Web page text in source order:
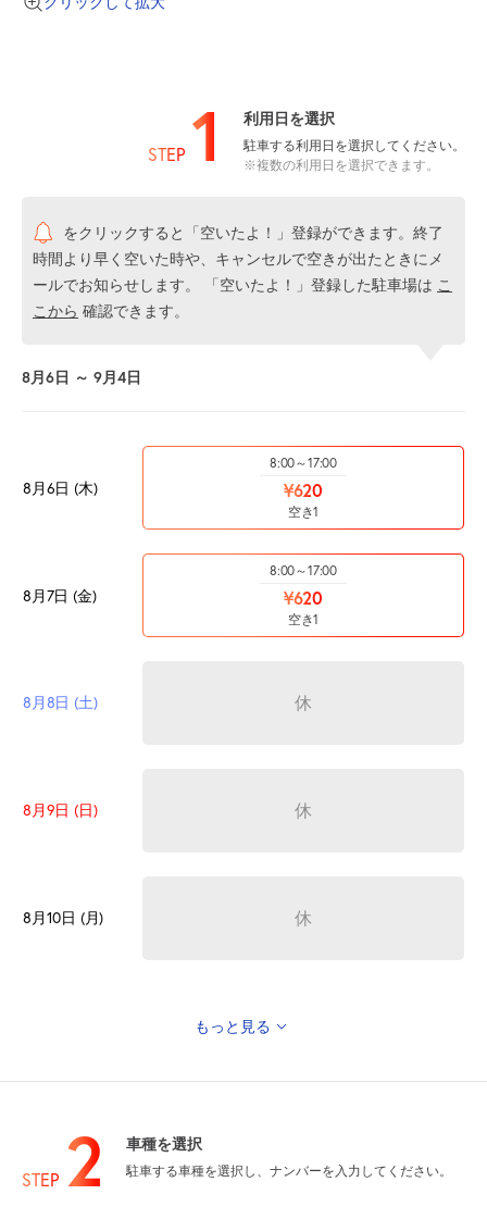
STEP 1 利用日を選択
駐車する利用日を選択してください。
※複数の利用日を選択できます。
をクリックすると「空いたよ！」登録ができます。終了
時間より早く空いた時や、キャンセルで空きが出たときにメ
ールでお知らせします。 「空いたよ！」登録した駐車場は こ
こから 確認できます。
8月6日 ～ 9月4日
8月6日 (木)
8:00～17:00
¥620
空き1
8月7日 (金)
8:00～17:00
¥620
空き1
8月8日 (土) 休
8月9日 (日) 休
8月10日 (月) 休
8月12日 (水) ¥620
もっと見る
STEP 2 車種を選択
駐車する車種を選択し、ナンバーを入力してください。